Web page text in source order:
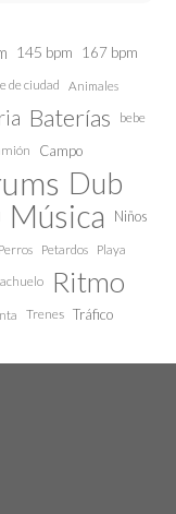
145 bpm 167 bpm
de ciudad Animales
Baterías bebe
Campo
Dub
Música
Niños
Perros Petardos Playa
Ritmo
Trenes Tráfico